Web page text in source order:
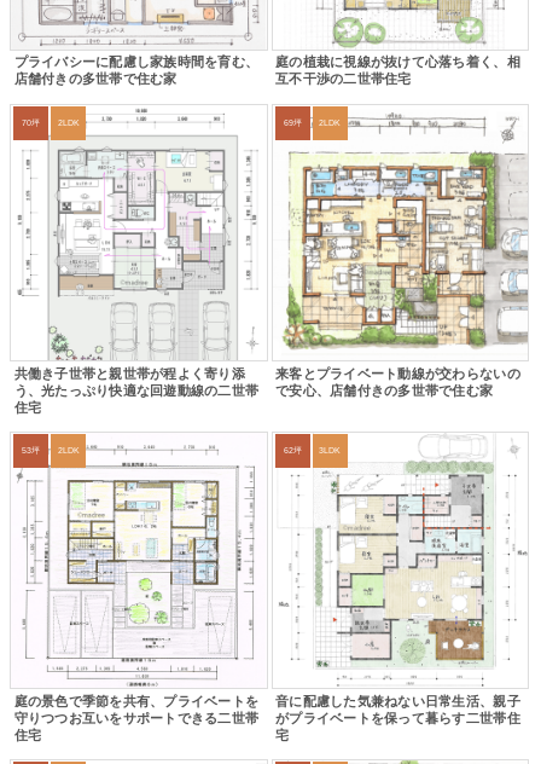
プライバシーに配慮し家族時間を育む、
店舗付きの多世帯で住む家
庭の植栽に視線が抜けて心落ち着く、相
互不干渉の二世帯住宅
70坪 2LDK
共働き子世帯と親世帯が程よく寄り添
う、光たっぷり快適な回遊動線の二世帯
住宅
69坪 2LDK
来客とプライベート動線が交わらないの
で安心、店舗付きの多世帯で住む家
53坪 2LDK
庭の景色で季節を共有、プライベートを
守りつつお互いをサポートできる二世帯
住宅
62坪 3LDK
音に配慮した気兼ねない日常生活、親子
がプライベートを保って暮らす二世帯住
宅